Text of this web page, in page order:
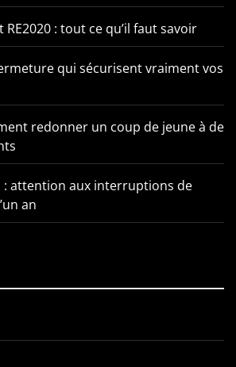
: tout ce qu’il faut savoir
qui sécurisent vraiment vos
redonner un coup de jeune à de
: attention aux interruptions de
an